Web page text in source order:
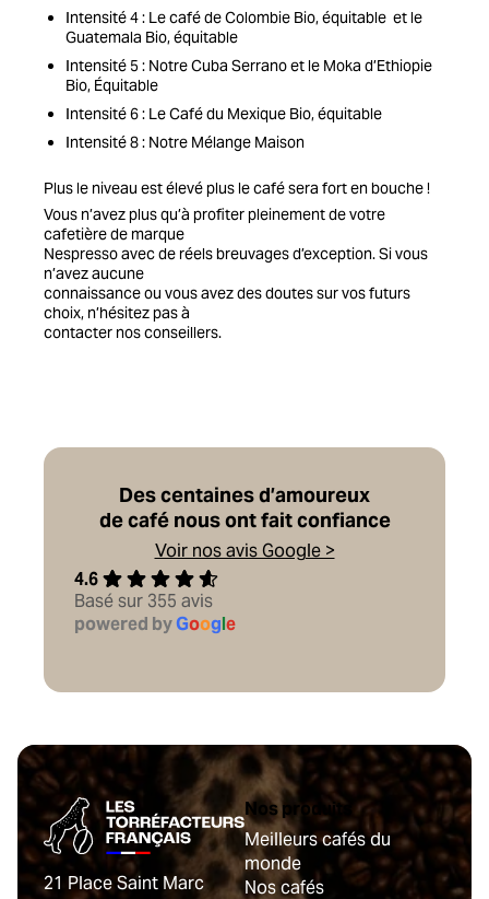
Intensité 4 : Le café de Colombie Bio, équitable et le
Guatemala Bio, équitable
Intensité 5 : Notre Cuba Serrano et le Moka d’Ethiopie
Bio, Équitable
Intensité 6 : Le Café du Mexique Bio, équitable
Intensité 8 : Notre Mélange Maison
Plus le niveau est élevé plus le café sera fort en bouche !
Vous n’avez plus qu’à profiter pleinement de votre
cafetière de marque
Nespresso avec de réels breuvages d’exception. Si vous
n’avez aucune
connaissance ou vous avez des doutes sur vos futurs
choix, n’hésitez pas à
contacter nos conseillers.
Des centaines d’amoureux
de café nous ont fait confiance
Voir nos avis Google >
4.6
Basé sur 355 avis
powered byGoogle
21 Place Saint Marc
Nos produits
Meilleurs cafés du
monde
Nos cafés